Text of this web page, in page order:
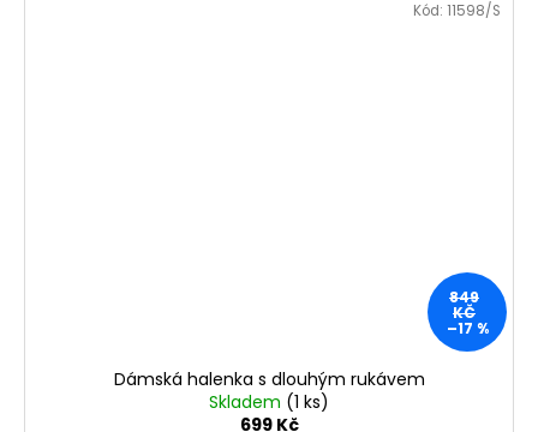
849
KČ
–17 %
Dámská halenka s dlouhým rukávem
Skladem (1 ks)
699 Kč
Kód: 11598/S